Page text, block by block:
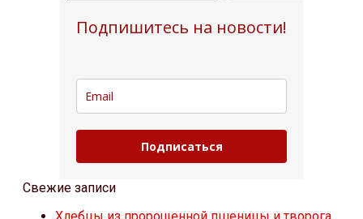
Подпишитесь на новости!
Подписаться
Свежие записи